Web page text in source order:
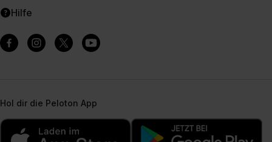
Hilfe
Hol dir die Peloton App